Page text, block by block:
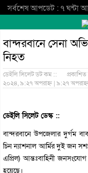
সর্বশেষ আপডেট : ৭ ঘন্টা
বান্দরবানে সেনা
নিহত
ডেইলি সিলেট ডট কম ::
২০২৪, ৯:২৭ অপরাহ্ন | ৯:২৭ অপরাহ্ন
ডেইলি সিলেট ডেস্ক ::
বান্দরবানে উপজেলার দুর্গম
চিন ন্যাশনাল আর্মির দুই জন
এপ্রিল) আন্তঃবাহিনী
হয়েছে।